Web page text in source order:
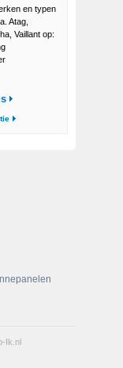
en typen
Atag,
Vaillant op:
Ik.nl